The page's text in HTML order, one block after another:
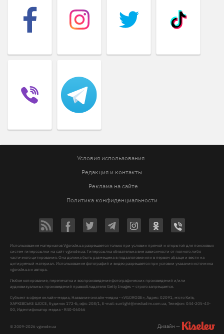
Условия использования
Редакция и контакты
Реклама на сайте
Политика конфиденциальности
© 2009-2026 vgorode.ua
Использование материалов Vgorode.ua разрешается только при условии прямой и открытой для поисковых
систем гиперссылки на сайт vgorode.ua. Гиперссылка обязательна вне зависимости от полного либо
частичного цитирования. Она должна быть размещена в подзаголовке или в первом абзаце и вести на
цитируемый материал. Использование фотографий и видео разрешается при условии указания источника
vgorode.ua и автора.
Любое копирование, перепечатка и воспроизведение фотографических произведений и/или
аудиовизуальных произведений правообладателя Getty Images – строго запрещается.
Субъект в сфере онлайн-медиа, Название онлайн-медиа - «VGORODE», Адрес: 02091, місто Київ,
ХАРКІВСЬКЕ ШОСЕ, будинок 172-Б, офіс 208/1, E-mail:sunlight@mediadim.com.ua, Телефон: 044-205-43-
00, Идентификатор медиа - R40-06066
Дизайн —